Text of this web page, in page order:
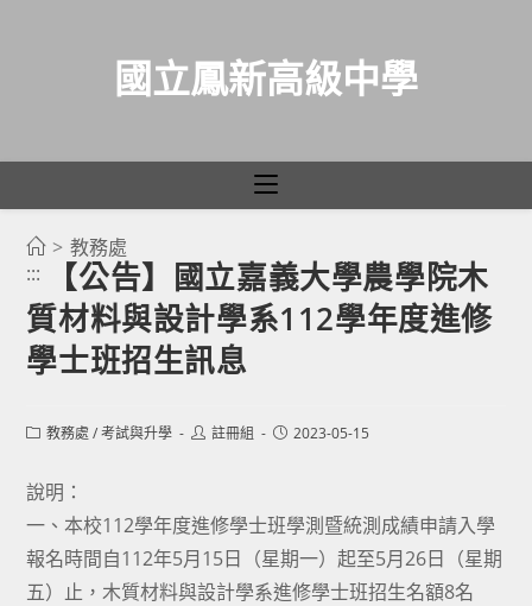
國立鳳新高級中學
> 教務處
:::
【公告】國立嘉義大學農學院木
質材料與設計學系112學年度進修
學士班招生訊息
Post教務處 / 考試與升學
Post註冊組
Post2023-05-15
說明：
一、本校112學年度進修學士班學測暨統測成績申請入學
報名時間自112年5月15日（星期一）起至5月26日（星期
五）止，木質材料與設計學系進修學士班招生名額8名